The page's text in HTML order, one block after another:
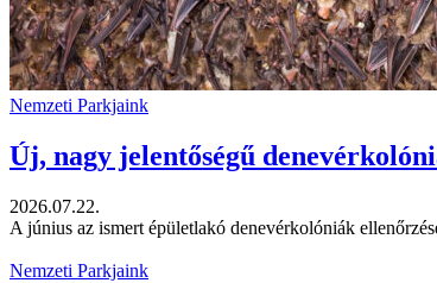
Nemzeti Parkjaink
Új, nagy jelentőségű
2026.07.22.
A június az ismert épületlakó denevérkolóniák
Nemzeti Parkjaink